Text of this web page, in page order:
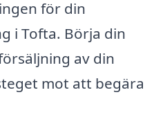
för din
i Tofta. Börja din
av din
mot att begära